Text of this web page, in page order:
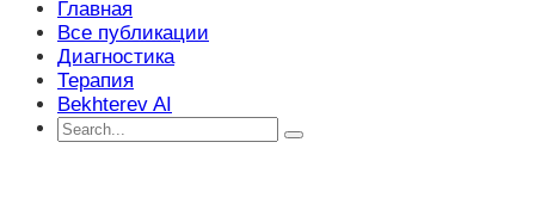
Главная
Все публикации
Диагностика
Терапия
Bekhterev AI